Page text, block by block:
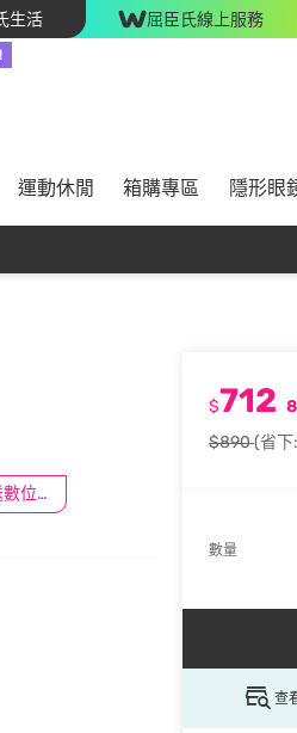
生活 屈臣氏線上服務
運動休閒 箱購專區 隱形眼
滿$100送數位印花
$712
$890(省下
數量
查